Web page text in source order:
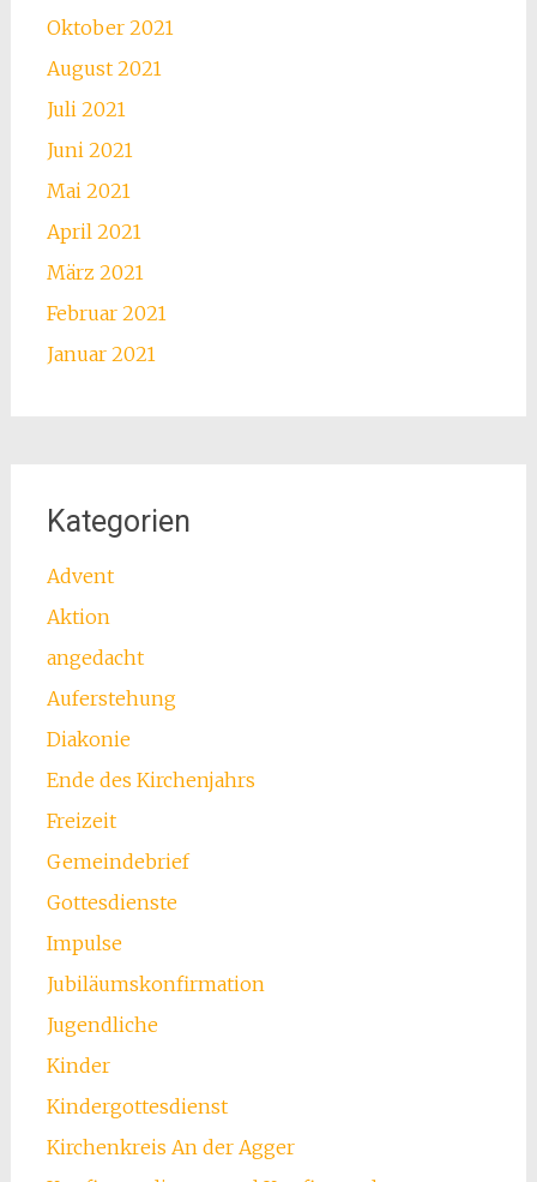
Oktober 2021
August 2021
Juli 2021
Juni 2021
Mai 2021
April 2021
März 2021
Februar 2021
Januar 2021
Kategorien
Advent
Aktion
angedacht
Auferstehung
Diakonie
Ende des Kirchenjahrs
Freizeit
Gemeindebrief
Gottesdienste
Impulse
Jubiläumskonfirmation
Jugendliche
Kinder
Kindergottesdienst
Kirchenkreis An der Agger